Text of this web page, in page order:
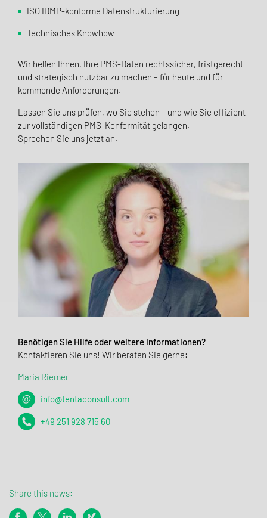
ISO IDMP-konforme Datenstrukturierung
Technisches Knowhow
Wir helfen Ihnen, Ihre PMS-Daten rechtssicher, fristgerecht
und strategisch nutzbar zu machen – für heute und für
kommende Anforderungen.
Lassen Sie uns prüfen, wo Sie stehen – und wie Sie effizient
zur vollständigen PMS-Konformität gelangen.
Sprechen Sie uns jetzt an.
Benötigen Sie Hilfe oder weitere Informationen?
Kontaktieren Sie uns! Wir beraten Sie gerne:
Maria Riemer
info@tentaconsult.com
+49 251 928 715 60
Share this news: